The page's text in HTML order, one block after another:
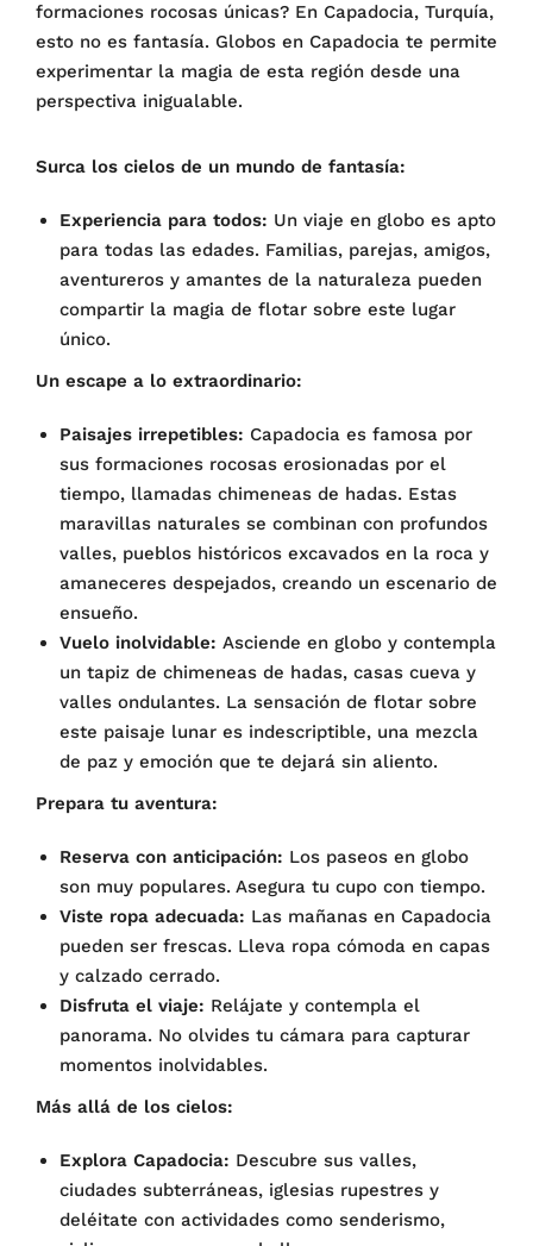
formaciones rocosas únicas? En Capadocia, Turquía,
esto no es fantasía. Globos en Capadocia te permite
experimentar la magia de esta región desde una
perspectiva inigualable.
Surca los cielos de un mundo de fantasía:
Experiencia para todos: Un viaje en globo es apto
para todas las edades. Familias, parejas, amigos,
aventureros y amantes de la naturaleza pueden
compartir la magia de flotar sobre este lugar
único.
Un escape a lo extraordinario:
Paisajes irrepetibles: Capadocia es famosa por
sus formaciones rocosas erosionadas por el
tiempo, llamadas chimeneas de hadas. Estas
maravillas naturales se combinan con profundos
valles, pueblos históricos excavados en la roca y
amaneceres despejados, creando un escenario de
ensueño.
Vuelo inolvidable: Asciende en globo y contempla
un tapiz de chimeneas de hadas, casas cueva y
valles ondulantes. La sensación de flotar sobre
este paisaje lunar es indescriptible, una mezcla
de paz y emoción que te dejará sin aliento.
Prepara tu aventura:
Reserva con anticipación: Los paseos en globo
son muy populares. Asegura tu cupo con tiempo.
Viste ropa adecuada: Las mañanas en Capadocia
pueden ser frescas. Lleva ropa cómoda en capas
y calzado cerrado.
Disfruta el viaje: Relájate y contempla el
panorama. No olvides tu cámara para capturar
momentos inolvidables.
Más allá de los cielos:
Explora Capadocia: Descubre sus valles,
ciudades subterráneas, iglesias rupestres y
deléitate con actividades como senderismo,